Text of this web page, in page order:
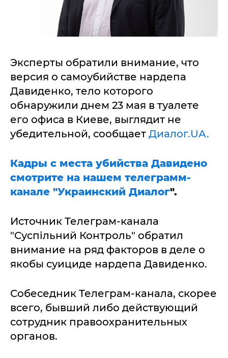
Эксперты обратили внимание, что
версия о самоубийстве нардепа
Давиденко, тело которого
обнаружили днем 23 мая в туалете
его офиса в Киеве, выглядит не
убедительной, сообщает Диалог.UA.
Кадры с места убийства Давидено
смотрите на нашем телеграмм-
канале "Украинский Диалог".
Источник Телеграм-канала
"Суспільний Контроль" обратил
внимание на ряд факторов в деле о
якобы суициде нардепа Давиденко.
Собеседник Телеграм-канала, скорее
всего, бывший либо действующий
сотрудник правоохранительных
органов.